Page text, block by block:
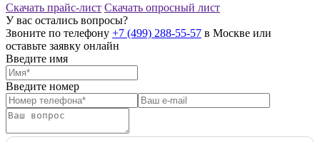
Скачать прайс-лист Скачать опросный лист
У вас остались вопросы?
Звоните по телефону +7 (499) 288-55-57 в Москве или
оставьте заявку онлайн
Введите имя
Введите номер